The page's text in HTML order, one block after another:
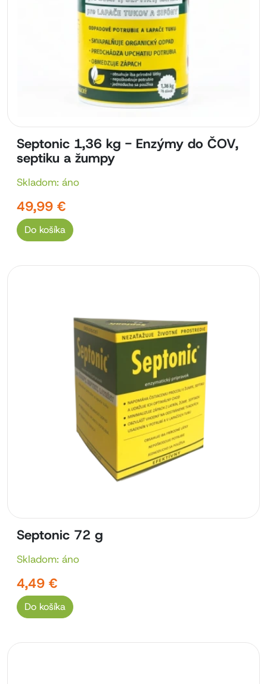
Septonic 1,36 kg - Enzýmy do ČOV,
septiku a žumpy
Skladom: áno
49,99 €
Do košíka
Septonic 72 g
Skladom: áno
4,49 €
Do košíka